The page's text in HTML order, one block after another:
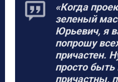
«Когда
зеленый
Юрьевич, я
попрошу
причастен.
просто быть
причастны,